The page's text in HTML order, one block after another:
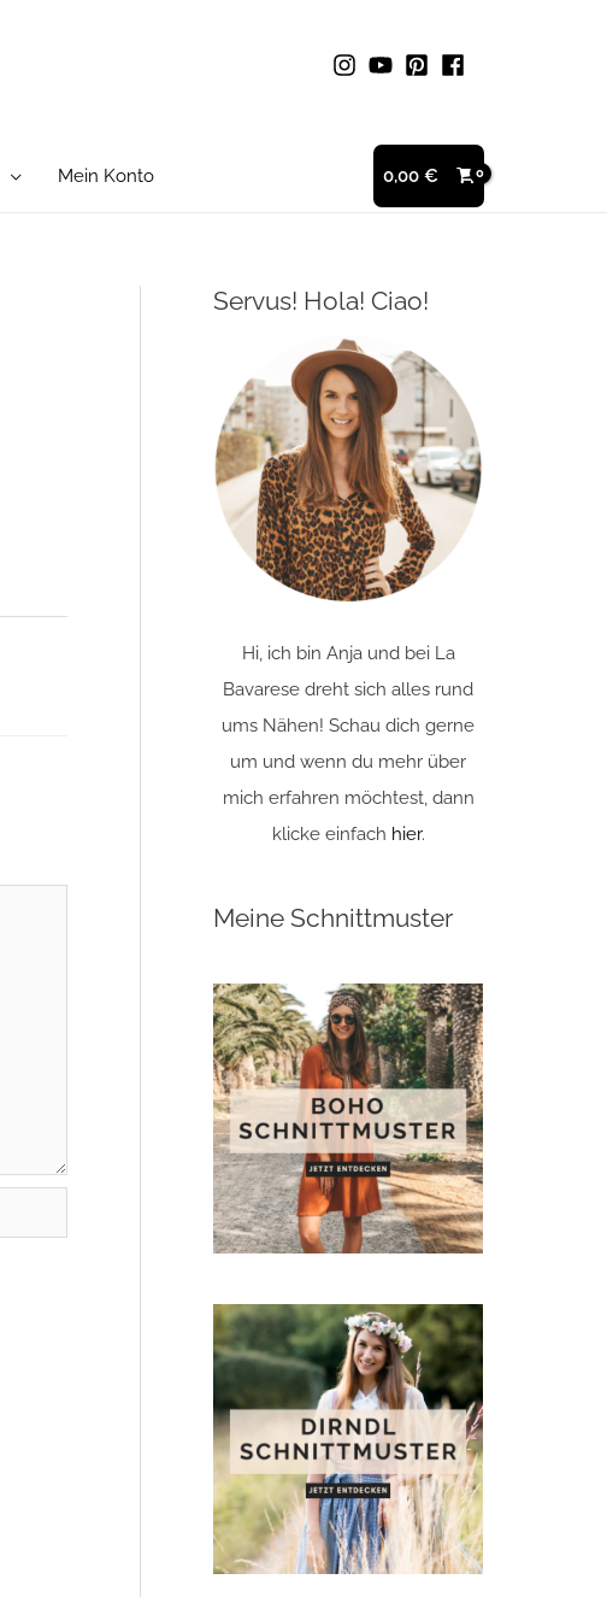
Mein Konto 0,00 €
Servus! Hola! Ciao!
Hi, ich bin Anja und bei La
Bavarese dreht sich alles rund
ums Nähen! Schau dich gerne
um und wenn du mehr über
mich erfahren möchtest, dann
klicke einfach hier.
Meine Schnittmuster